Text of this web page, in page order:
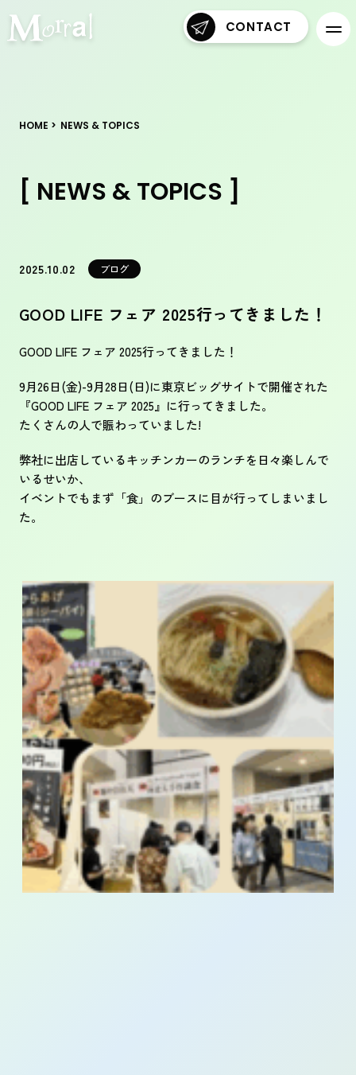
CONTACT
HOME NEWS & TOPICS
[ NEWS & TOPICS ]
2025.10.02 ブログ
GOOD LIFE フェア 2025行ってきました！
GOOD LIFE フェア 2025行ってきました！
9月26日(金)-9月28日(日)に東京ビッグサイトで開催された
『GOOD LIFE フェア 2025』に行ってきました。
たくさんの人で賑わっていました!
弊社に出店しているキッチンカーのランチを日々楽しんで
いるせいか、
イベントでもまず「食」のブースに目が行ってしまいまし
た。